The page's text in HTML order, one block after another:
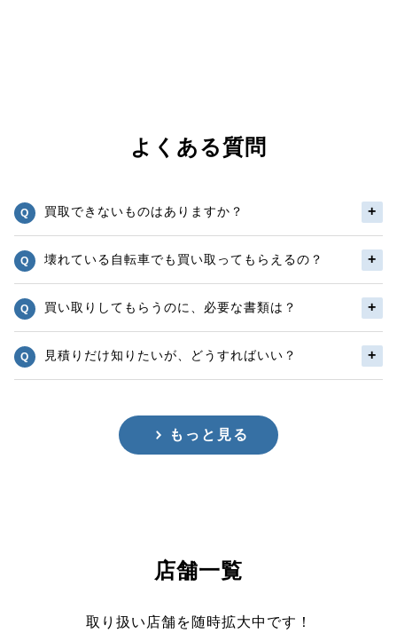
よくある質問
買取できないものはありますか？
壊れている自転車でも買い取ってもらえるの？
買い取りしてもらうのに、必要な書類は？
見積りだけ知りたいが、どうすればいい？
もっと見る
店舗一覧
取り扱い店舗を随時拡大中です！